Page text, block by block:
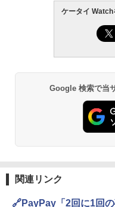
ケータイ Watch
Google 検索で当
関連リンク
🔗PayPay「2回に1回